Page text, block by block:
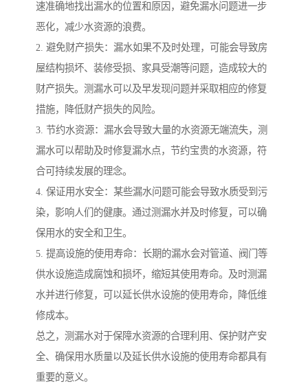
速准确地找出漏水的位置和原因，避免漏水问题进一步
恶化，减少水资源的浪费。
2. 避免财产损失：漏水如果不及时处理，可能会导致房
屋结构损坏、装修受损、家具受潮等问题，造成较大的
财产损失。测漏水可以及早发现问题并采取相应的修复
措施，降低财产损失的风险。
3. 节约水资源：漏水会导致大量的水资源无端流失，测
漏水可以帮助及时修复漏水点，节约宝贵的水资源，符
合可持续发展的理念。
4. 保证用水安全：某些漏水问题可能会导致水质受到污
染，影响人们的健康。通过测漏水并及时修复，可以确
保用水的安全和卫生。
5. 提高设施的使用寿命：长期的漏水会对管道、阀门等
供水设施造成腐蚀和损坏，缩短其使用寿命。及时测漏
水并进行修复，可以延长供水设施的使用寿命，降低维
修成本。
总之，测漏水对于保障水资源的合理利用、保护财产安
全、确保用水质量以及延长供水设施的使用寿命都具有
重要的意义。